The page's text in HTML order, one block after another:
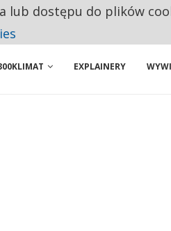
EXPLAINERY
lub dostępu do plików